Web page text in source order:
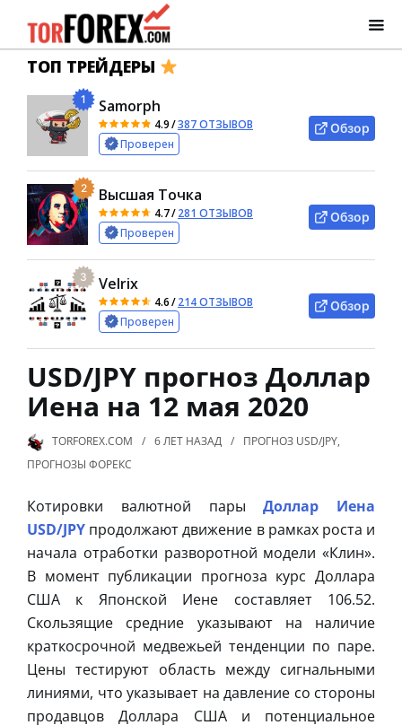
ТОП ТРЕЙДЕРЫ
1 Samorph
4.9/387 ОТЗЫВОВ
Проверен
Обзор
2 Высшая Точка
4.7/281 ОТЗЫВОВ
Проверен
Обзор
3 Velrix
4.6/214 ОТЗЫВОВ
Проверен
Обзор
USD/JPY прогноз Доллар
Иена на 12 мая 2020
TORFOREX.COM 6 ЛЕТ НАЗАД ПРОГНОЗ USD/JPY,
ПРОГНОЗЫ ФОРЕКС
Котировки валютной парыДоллар Иена
USD/JPY продолжают движение в рамках роста и
начала отработки разворотной модели «Клин».
В момент публикации прогноза курс Доллара
США к Японской Иене составляет 106.52.
Скользящие средние указывают на наличие
краткосрочной медвежьей тенденции по паре.
Цены тестируют область между сигнальными
линиями, что указывает на давление со стороны
продавцов Доллара США и потенциальное